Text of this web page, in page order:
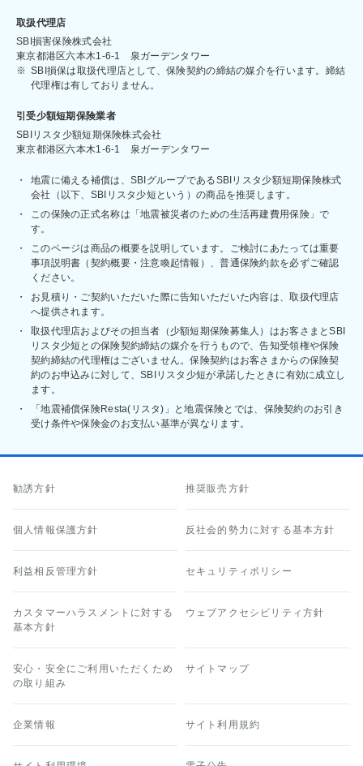
取扱代理店
SBI損害保険株式会社
東京都港区六本木1-6-1 泉ガーデンタワー
※ SBI損保は取扱代理店として、保険契約の締結の媒介を行います。締結
代理権は有しておりません。
引受少額短期保険業者
SBIリスタ少額短期保険株式会社
東京都港区六本木1-6-1 泉ガーデンタワー
・
地震に備える補償は、SBIグループであるSBIリスタ少額短期保険株式
会社（以下、SBIリスタ少短という）の商品を推奨します。
・
この保険の正式名称は「地震被災者のための生活再建費用保険」で
す。
・
このページは商品の概要を説明しています。ご検討にあたっては重要
事項説明書（契約概要・注意喚起情報）、普通保険約款を必ずご確認
ください。
・
お見積り・ご契約いただいた際に告知いただいた内容は、取扱代理店
へ提供されます。
・
取扱代理店およびその担当者（少額短期保険募集人）はお客さまとSBI
リスタ少短との保険契約締結の媒介を行うもので、告知受領権や保険
契約締結の代理権はございません。保険契約はお客さまからの保険契
約のお申込みに対して、SBIリスタ少短が承諾したときに有効に成立し
ます。
・
「地震補償保険Resta(リスタ)」と地震保険とでは、保険契約のお引き
受け条件や保険金のお支払い基準が異なります。
勧誘方針 推奨販売方針
個人情報保護方針 反社会的勢力に対する基本方針
利益相反管理方針 セキュリティポリシー
カスタマーハラスメントに対する
基本方針
ウェブアクセシビリティ方針
安心・安全にご利用いただくため
の取り組み
サイトマップ
企業情報 サイト利用規約